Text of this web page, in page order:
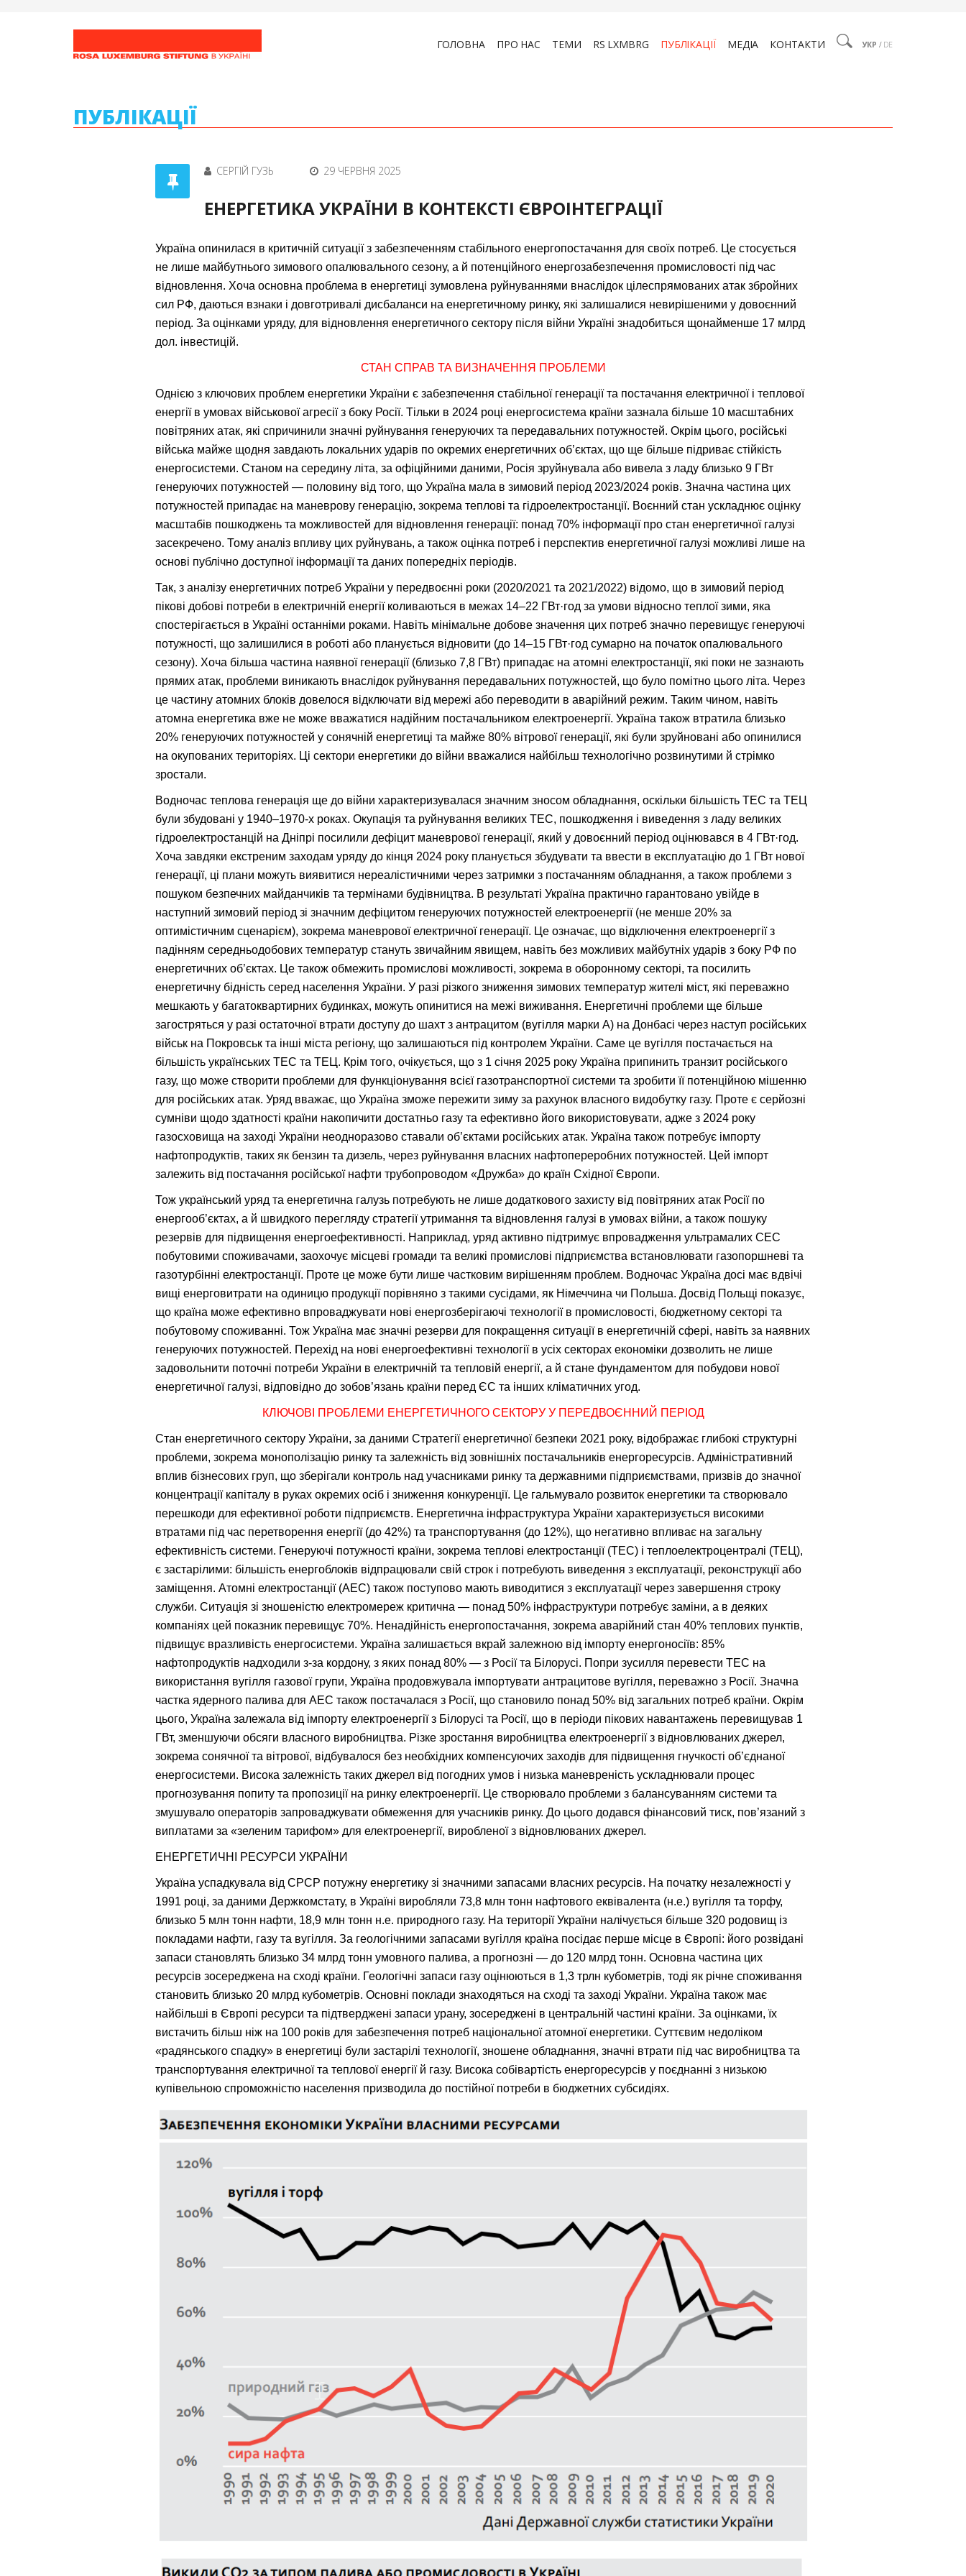
УКР / DE
ГОЛОВНА ПРО НАС ТЕМИ RS LXMBRG ПУБЛІКАЦІЇ МЕДІА КОНТАКТИ
ПУБЛІКАЦІЇ
СЕРГІЙ ГУЗЬ 29 ЧЕРВНЯ 2025
ЕНЕРГЕТИКА УКРАЇНИ В КОНТЕКСТІ ЄВРОІНТЕГРАЦІЇ
Україна опинилася в критичній ситуації з забезпеченням стабільного енергопостачання для своїх потреб. Це стосується
не лише майбутнього зимового опалювального сезону, а й потенційного енергозабезпечення промисловості під час
відновлення. Хоча основна проблема в енергетиці зумовлена руйнуваннями внаслідок цілеспрямованих атак збройних
сил РФ, даються взнаки і довготривалі дисбаланси на енергетичному ринку, які залишалися невирішеними у довоєнний
період. За оцінками уряду, для відновлення енергетичного сектору після війни Україні знадобиться щонайменше 17 млрд
дол. інвестицій.
СТАН СПРАВ ТА ВИЗНАЧЕННЯ ПРОБЛЕМИ
Однією з ключових проблем енергетики України є забезпечення стабільної генерації та постачання електричної і теплової
енергії в умовах військової агресії з боку Росії. Тільки в 2024 році енергосистема країни зазнала більше 10 масштабних
повітряних атак, які спричинили значні руйнування генеруючих та передавальних потужностей. Окрім цього, російські
війська майже щодня завдають локальних ударів по окремих енергетичних об’єктах, що ще більше підриває стійкість
енергосистеми. Станом на середину літа, за офіційними даними, Росія зруйнувала або вивела з ладу близько 9 ГВт
генеруючих потужностей — половину від того, що Україна мала в зимовий період 2023/2024 років. Значна частина цих
потужностей припадає на маневрову генерацію, зокрема теплові та гідроелектростанції. Воєнний стан ускладнює оцінку
масштабів пошкоджень та можливостей для відновлення генерації: понад 70% інформації про стан енергетичної галузі
засекречено. Тому аналіз впливу цих руйнувань, а також оцінка потреб і перспектив енергетичної галузі можливі лише на
основі публічно доступної інформації та даних попередніх періодів.
Так, з аналізу енергетичних потреб України у передвоєнні роки (2020/2021 та 2021/2022) відомо, що в зимовий період
пікові добові потреби в електричній енергії коливаються в межах 14–22 ГВт·год за умови відносно теплої зими, яка
спостерігається в Україні останніми роками. Навіть мінімальне добове значення цих потреб значно перевищує генеруючі
потужності, що залишилися в роботі або планується відновити (до 14–15 ГВт·год сумарно на початок опалювального
сезону). Хоча більша частина наявної генерації (близько 7,8 ГВт) припадає на атомні електростанції, які поки не зазнають
прямих атак, проблеми виникають внаслідок руйнування передавальних потужностей, що було помітно цього літа. Через
це частину атомних блоків довелося відключати від мережі або переводити в аварійний режим. Таким чином, навіть
атомна енергетика вже не може вважатися надійним постачальником електроенергії. Україна також втратила близько
20% генеруючих потужностей у сонячній енергетиці та майже 80% вітрової генерації, які були зруйновані або опинилися
на окупованих територіях. Ці сектори енергетики до війни вважалися найбільш технологічно розвинутими й стрімко
зростали.
Водночас теплова генерація ще до війни характеризувалася значним зносом обладнання, оскільки більшість ТЕС та ТЕЦ
були збудовані у 1940–1970-х роках. Окупація та руйнування великих ТЕС, пошкодження і виведення з ладу великих
гідроелектростанцій на Дніпрі посилили дефіцит маневрової генерації, який у довоєнний період оцінювався в 4 ГВт·год.
Хоча завдяки екстреним заходам уряду до кінця 2024 року планується збудувати та ввести в експлуатацію до 1 ГВт нової
генерації, ці плани можуть виявитися нереалістичними через затримки з постачанням обладнання, а також проблеми з
пошуком безпечних майданчиків та термінами будівництва. В результаті Україна практично гарантовано увійде в
наступний зимовий період зі значним дефіцитом генеруючих потужностей електроенергії (не менше 20% за
оптимістичним сценарієм), зокрема маневрової електричної генерації. Це означає, що відключення електроенергії з
падінням середньодобових температур стануть звичайним явищем, навіть без можливих майбутніх ударів з боку РФ по
енергетичних об’єктах. Це також обмежить промислові можливості, зокрема в оборонному секторі, та посилить
енергетичну бідність серед населення України. У разі різкого зниження зимових температур жителі міст, які переважно
мешкають у багатоквартирних будинках, можуть опинитися на межі виживання. Енергетичні проблеми ще більше
загостряться у разі остаточної втрати доступу до шахт з антрацитом (вугілля марки А) на Донбасі через наступ російських
військ на Покровськ та інші міста регіону, що залишаються під контролем України. Саме це вугілля постачається на
більшість українських ТЕС та ТЕЦ. Крім того, очікується, що з 1 січня 2025 року Україна припинить транзит російського
газу, що може створити проблеми для функціонування всієї газотранспортної системи та зробити її потенційною мішенню
для російських атак. Уряд вважає, що Україна зможе пережити зиму за рахунок власного видобутку газу. Проте є серйозні
сумніви щодо здатності країни накопичити достатньо газу та ефективно його використовувати, адже з 2024 року
газосховища на заході України неодноразово ставали об’єктами російських атак. Україна також потребує імпорту
нафтопродуктів, таких як бензин та дизель, через руйнування власних нафтопереробних потужностей. Цей імпорт
залежить від постачання російської нафти трубопроводом «Дружба» до країн Східної Європи.
Тож український уряд та енергетична галузь потребують не лише додаткового захисту від повітряних атак Росії по
енергооб’єктах, а й швидкого перегляду стратегії утримання та відновлення галузі в умовах війни, а також пошуку
резервів для підвищення енергоефективності. Наприклад, уряд активно підтримує впровадження ультрамалих СЕС
побутовими споживачами, заохочує місцеві громади та великі промислові підприємства встановлювати газопоршневі та
газотурбінні електростанції. Проте це може бути лише частковим вирішенням проблем. Водночас Україна досі має вдвічі
вищі енерговитрати на одиницю продукції порівняно з такими сусідами, як Німеччина чи Польша. Досвід Польщі показує,
що країна може ефективно впроваджувати нові енергозберігаючі технології в промисловості, бюджетному секторі та
побутовому споживанні. Тож Україна має значні резерви для покращення ситуації в енергетичній сфері, навіть за наявних
генеруючих потужностей. Перехід на нові енергоефективні технології в усіх секторах економіки дозволить не лише
задовольнити поточні потреби України в електричній та тепловій енергії, а й стане фундаментом для побудови нової
енергетичної галузі, відповідно до зобов’язань країни перед ЄС та інших кліматичних угод.
КЛЮЧОВІ ПРОБЛЕМИ ЕНЕРГЕТИЧНОГО СЕКТОРУ У ПЕРЕДВОЄННИЙ ПЕРІОД
Стан енергетичного сектору України, за даними Стратегії енергетичної безпеки 2021 року, відображає глибокі структурні
проблеми, зокрема монополізацію ринку та залежність від зовнішніх постачальників енергоресурсів. Адміністративний
вплив бізнесових груп, що зберігали контроль над учасниками ринку та державними підприємствами, призвів до значної
концентрації капіталу в руках окремих осіб і зниження конкуренції. Це гальмувало розвиток енергетики та створювало
перешкоди для ефективної роботи підприємств. Енергетична інфраструктура України характеризується високими
втратами під час перетворення енергії (до 42%) та транспортування (до 12%), що негативно впливає на загальну
ефективність системи. Генеруючі потужності країни, зокрема теплові електростанції (ТЕС) і теплоелектроцентралі (ТЕЦ),
є застарілими: більшість енергоблоків відпрацювали свій строк і потребують виведення з експлуатації, реконструкції або
заміщення. Атомні електростанції (АЕС) також поступово мають виводитися з експлуатації через завершення строку
служби. Ситуація зі зношеністю електромереж критична — понад 50% інфраструктури потребує заміни, а в деяких
компаніях цей показник перевищує 70%. Ненадійність енергопостачання, зокрема аварійний стан 40% теплових пунктів,
підвищує вразливість енергосистеми. Україна залишається вкрай залежною від імпорту енергоносіїв: 85%
нафтопродуктів надходили з-за кордону, з яких понад 80% — з Росії та Білорусі. Попри зусилля перевести ТЕС на
використання вугілля газової групи, Україна продовжувала імпортувати антрацитове вугілля, переважно з Росії. Значна
частка ядерного палива для АЕС також постачалася з Росії, що становило понад 50% від загальних потреб країни. Окрім
цього, Україна залежала від імпорту електроенергії з Білорусі та Росії, що в періоди пікових навантажень перевищував 1
ГВт, зменшуючи обсяги власного виробництва. Різке зростання виробництва електроенергії з відновлюваних джерел,
зокрема сонячної та вітрової, відбувалося без необхідних компенсуючих заходів для підвищення гнучкості об’єднаної
енергосистеми. Висока залежність таких джерел від погодних умов і низька маневреність ускладнювали процес
прогнозування попиту та пропозиції на ринку електроенергії. Це створювало проблеми з балансуванням системи та
змушувало операторів запроваджувати обмеження для учасників ринку. До цього додався фінансовий тиск, пов’язаний з
виплатами за «зеленим тарифом» для електроенергії, виробленої з відновлюваних джерел.
ЕНЕРГЕТИЧНІ РЕСУРСИ УКРАЇНИ
Україна успадкувала від СРСР потужну енергетику зі значними запасами власних ресурсів. На початку незалежності у
1991 році, за даними Держкомстату, в Україні виробляли 73,8 млн тонн нафтового еквівалента (н.е.) вугілля та торфу,
близько 5 млн тонн нафти, 18,9 млн тонн н.е. природного газу. На території України налічується більше 320 родовищ із
покладами нафти, газу та вугілля. За геологічними запасами вугілля країна посідає перше місце в Європі: його розвідані
запаси становлять близько 34 млрд тонн умовного палива, а прогнозні — до 120 млрд тонн. Основна частина цих
ресурсів зосереджена на сході країни. Геологічні запаси газу оцінюються в 1,3 трлн кубометрів, тоді як річне споживання
становить близько 20 млрд кубометрів. Основні поклади знаходяться на сході та заході України. Україна також має
найбільші в Європі ресурси та підтверджені запаси урану, зосереджені в центральній частині країни. За оцінками, їх
вистачить більш ніж на 100 років для забезпечення потреб національної атомної енергетики. Суттєвим недоліком
«радянського спадку» в енергетиці були застарілі технології, зношене обладнання, значні втрати під час виробництва та
транспортування електричної та теплової енергії й газу. Висока собівартість енергоресурсів у поєднанні з низькою
купівельною спроможністю населення призводила до постійної потреби в бюджетних субсидіях.